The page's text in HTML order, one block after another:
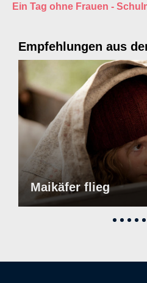
Ein Tag ohne Frauen -
Empfehlungen aus
Maikäfer flieg